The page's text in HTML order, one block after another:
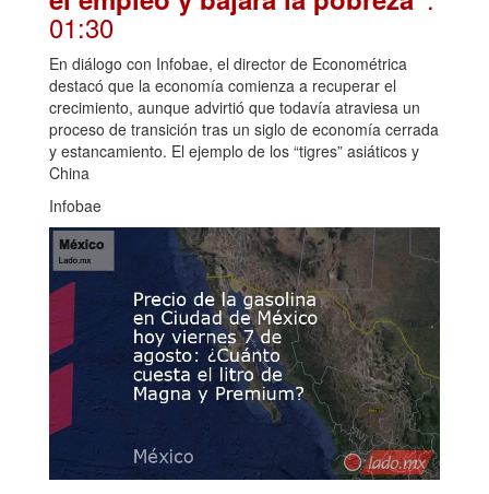
01:30
En diálogo con Infobae, el director de Econométrica
destacó que la economía comienza a recuperar el
crecimiento, aunque advirtió que todavía atraviesa un
proceso de transición tras un siglo de economía cerrada
y estancamiento. El ejemplo de los “tigres” asiáticos y
China
Infobae